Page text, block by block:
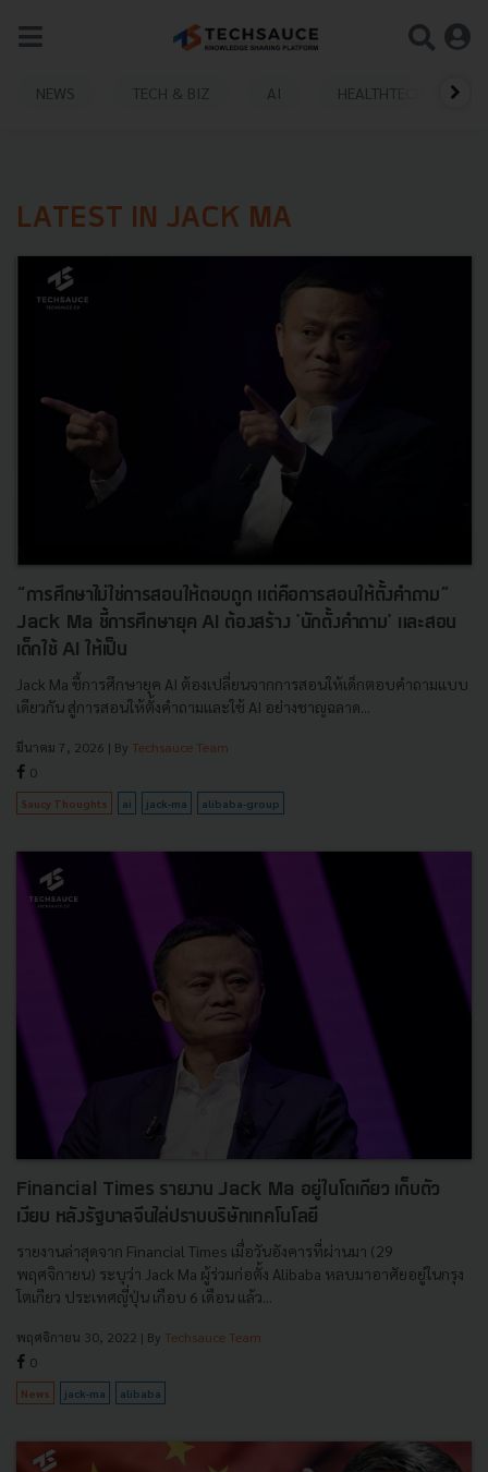
NEWS TECH & BIZ AI HEALTHTECH
LATEST IN JACK MA
“การศึกษาไม่ใช่การสอนให้ตอบถูก แต่คือการสอนให้ตั้งคำถาม”
Jack Ma ชี้การศึกษายุค AI ต้องสร้าง 'นักตั้งคำถาม' และสอน
เด็กใช้ AI ให้เป็น
Jack Ma ชี้การศึกษายุค AI ต้องเปลี่ยนจากการสอนให้เด็กตอบคำถามแบบ
เดียวกัน สู่การสอนให้ตั้งคำถามและใช้ AI อย่างชาญฉลาด...
มีนาคม 7, 2026 | By Techsauce Team
0
Saucy Thoughts ai jack-ma alibaba-group
Financial Times รายงาน Jack Ma อยู่ในโตเกียว เก็บตัว
เงียบ หลังรัฐบาลจีนไล่ปราบบริษัทเทคโนโลยี
รายงานล่าสุดจาก Financial Times เมื่อวันอังคารที่ผ่านมา (29
พฤศจิกายน) ระบุว่า Jack Ma ผู้ร่วมก่อตั้ง Alibaba หลบมาอาศัยอยู่ในกรุง
โตเกียว ประเทศญี่ปุ่น เกือบ 6 เดือน แล้ว...
พฤศจิกายน 30, 2022 | By Techsauce Team
0
News jack-ma alibaba